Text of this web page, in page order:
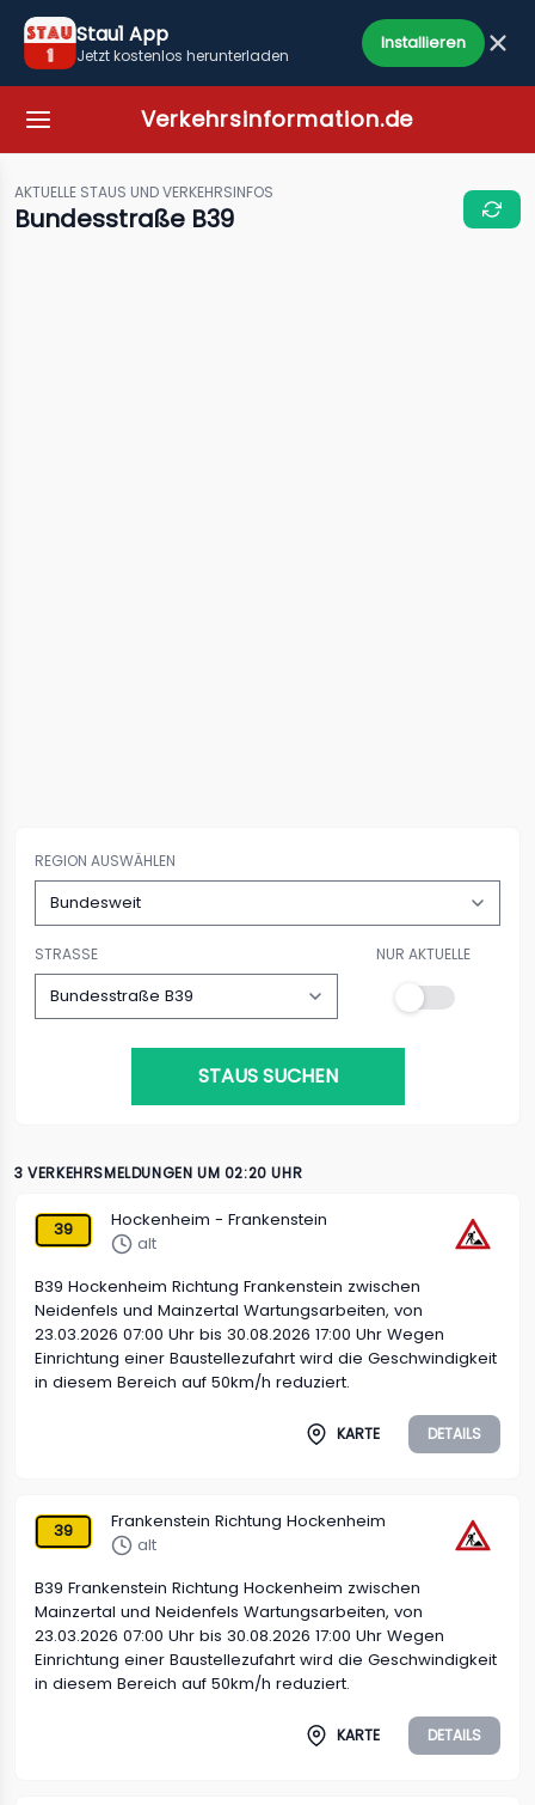
Stau1 App
Jetzt kostenlos herunterladen
Installieren
Verkehrsinformation.de
AKTUELLE STAUS UND VERKEHRSINFOS
Bundesstraße B39
REGION AUSWÄHLEN
STRASSE NUR AKTUELLE
STAUS SUCHEN
3 VERKEHRSMELDUNGEN UM 02:20 UHR
39
Hockenheim - Frankenstein
alt
B39 Hockenheim Richtung Frankenstein zwischen
Neidenfels und Mainzertal Wartungsarbeiten, von
23.03.2026 07:00 Uhr bis 30.08.2026 17:00 Uhr Wegen
Einrichtung einer Baustellezufahrt wird die Geschwindigkeit
in diesem Bereich auf 50km/h reduziert.
KARTE DETAILS
39
Frankenstein Richtung Hockenheim
alt
B39 Frankenstein Richtung Hockenheim zwischen
Mainzertal und Neidenfels Wartungsarbeiten, von
23.03.2026 07:00 Uhr bis 30.08.2026 17:00 Uhr Wegen
Einrichtung einer Baustellezufahrt wird die Geschwindigkeit
in diesem Bereich auf 50km/h reduziert.
KARTE DETAILS